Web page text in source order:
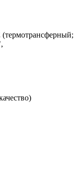
(термотрансферный;